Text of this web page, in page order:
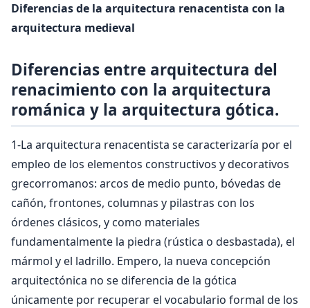
Diferencias de la arquitectura renacentista con la
arquitectura medieval
Diferencias entre arquitectura del
renacimiento con la arquitectura
románica y la arquitectura gótica.
1-La arquitectura renacentista se caracterizaría por el
empleo de los elementos constructivos y decorativos
grecorromanos: arcos de medio punto, bóvedas de
cañón, frontones, columnas y pilastras con los
órdenes clásicos, y como materiales
fundamentalmente la piedra (rústica o desbastada), el
mármol y el ladrillo. Empero, la nueva concepción
arquitectónica no se diferencia de la gótica
únicamente por recuperar el vocabulario formal de los